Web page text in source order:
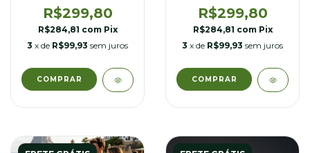
R$299,80
R$284,81 com Pix
3 x de R$99,93 sem juros
R$299,80
R$284,81 com Pix
3 x de R$99,93 sem juros